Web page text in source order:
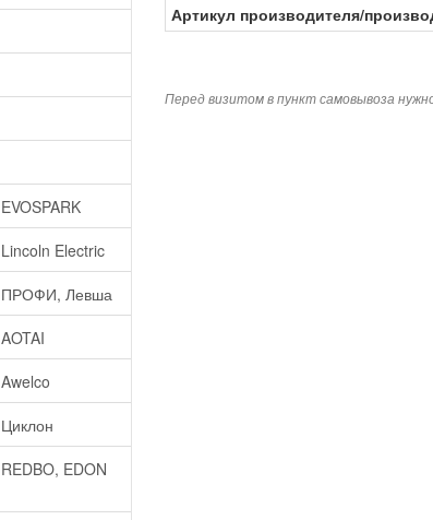
Electric
ПРОФИ, Левша
EDON
Артикул производителя/
Перед визитом в пункт самовывоза